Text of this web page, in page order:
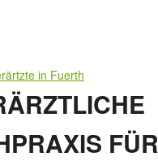
in Fuerth
FÜR